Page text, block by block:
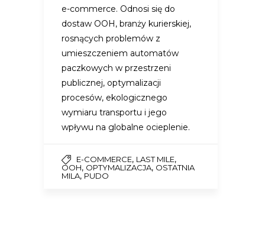
e-commerce. Odnosi się do
dostaw OOH, branży kurierskiej,
rosnących problemów z
umieszczeniem automatów
paczkowych w przestrzeni
publicznej, optymalizacji
procesów, ekologicznego
wymiaru transportu i jego
wpływu na globalne ocieplenie.
E-COMMERCE, LAST MILE,
OOH, OPTYMALIZACJA, OSTATNIA
MILA, PUDO